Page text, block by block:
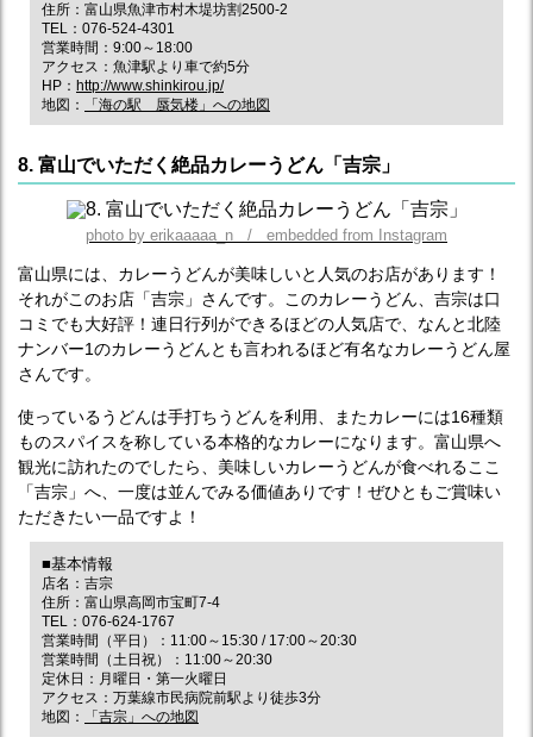
住所：富山県魚津市村木堤坊割2500-2
TEL：076-524-4301
営業時間：9:00～18:00
アクセス：魚津駅より車で約5分
HP： http://www.shinkirou.jp/
地図：
「海の駅 蜃気楼」への地図
8. 富山でいただく絶品カレーうどん「吉宗」
photo by erikaaaaa_n / embedded from Instagram
富山県には、カレーうどんが美味しいと人気のお店があります！
それがこのお店「吉宗」さんです。このカレーうどん、吉宗は口
コミでも大好評！連日行列ができるほどの人気店で、なんと北陸
ナンバー1のカレーうどんとも言われるほど有名なカレーうどん屋
さんです。
使っているうどんは手打ちうどんを利用、またカレーには16種類
ものスパイスを称している本格的なカレーになります。富山県へ
観光に訪れたのでしたら、美味しいカレーうどんが食べれるここ
「吉宗」へ、一度は並んでみる価値ありです！ぜひともご賞味い
ただきたい一品ですよ！
■基本情報
店名：吉宗
住所：富山県高岡市宝町7-4
TEL：076-624-1767
営業時間（平日）：11:00～15:30 / 17:00～20:30
営業時間（土日祝）：11:00～20:30
定休日：月曜日・第一火曜日
アクセス：万葉線市民病院前駅より徒歩3分
地図：
「吉宗」への地図